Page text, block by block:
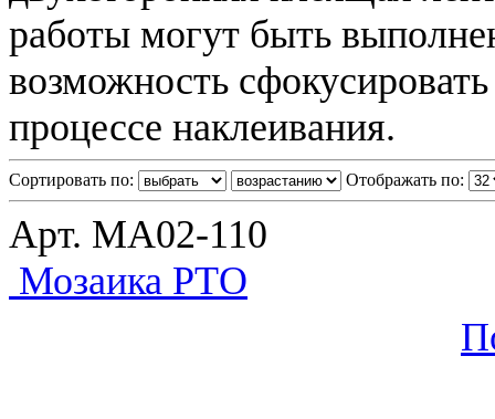
работы могут быть
возможность
процессе наклеивания.
Сортировать по: Отображать по:
Арт. МА02-110
Мозаика РТО